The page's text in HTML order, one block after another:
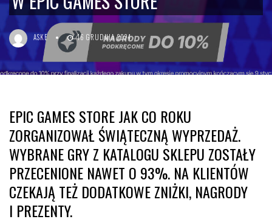
ASKE 16 GRUDNIA 2024
EPIC GAMES STORE JAK CO ROKU
ZORGANIZOWAŁ ŚWIĄTECZNĄ WYPRZEDAŻ.
WYBRANE GRY Z KATALOGU SKLEPU ZOSTAŁY
PRZECENIONE NAWET O 93%. NA KLIENTÓW
CZEKAJĄ TEŻ DODATKOWE ZNIŻKI, NAGRODY
I PREZENTY.